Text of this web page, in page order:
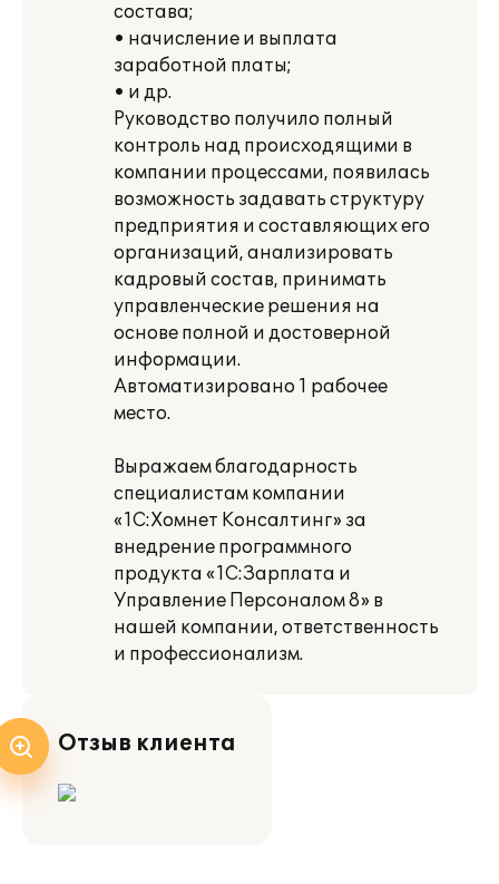
состава;
• начисление и выплата
заработной платы;
• и др.
Руководство получило полный
контроль над происходящими в
компании процессами, появилась
возможность задавать структуру
предприятия и составляющих его
организаций, анализировать
кадровый состав, принимать
управленческие решения на
основе полной и достоверной
информации.
Автоматизировано 1 рабочее
место.
Выражаем благодарность
специалистам компании
«1С:Хомнет Консалтинг» за
внедрение программного
продукта «1С:Зарплата и
Управление Персоналом 8» в
нашей компании, ответственность
и профессионализм.
Отзыв клиента